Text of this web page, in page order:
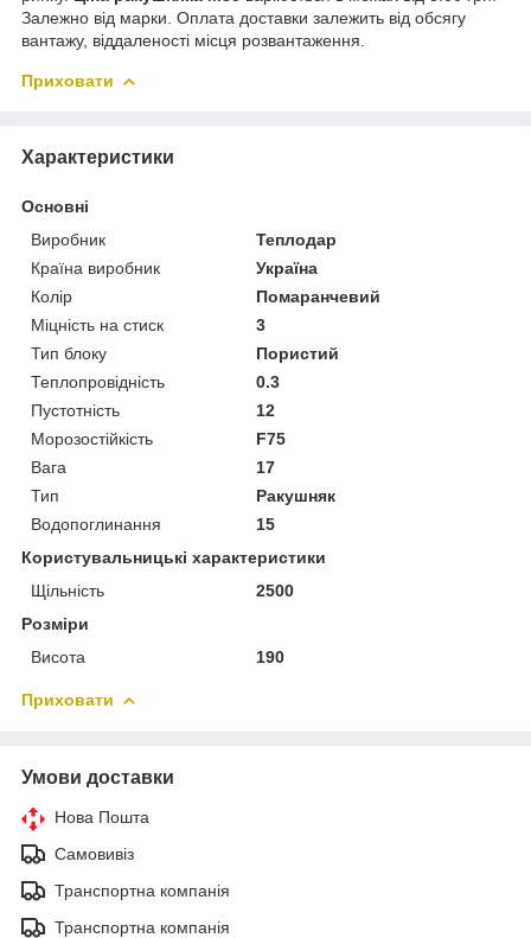
Залежно від марки. Оплата доставки залежить від обсягу
вантажу, віддаленості місця розвантаження.
Приховати
Характеристики
Основні
Виробник
Теплодар
Країна виробник
Україна
Колір
Помаранчевий
Міцність на стиск
3
Тип блоку
Пористий
Теплопровідність
0.3
Пустотність
12
Морозостійкість
F75
Вага
17
Тип
Ракушняк
Водопоглинання
15
Користувальницькі характеристики
Щільність
2500
Розміри
Висота
190
Приховати
Умови доставки
Нова Пошта
Самовивіз
Транспортна компанія
Транспортна компанія